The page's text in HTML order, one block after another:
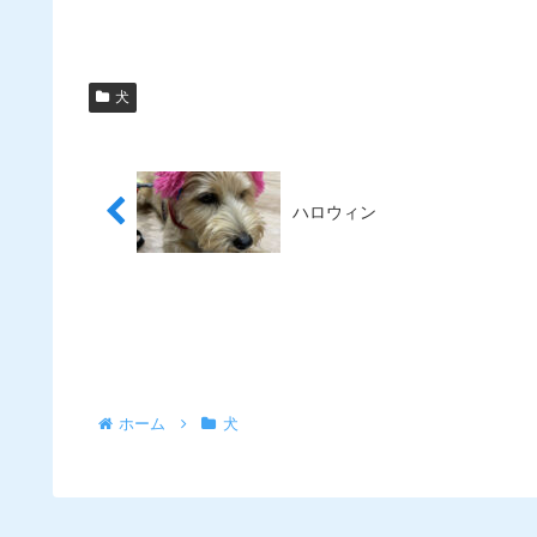
犬
ハロウィン
ホーム 犬